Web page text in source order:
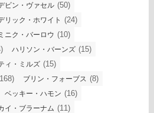
ビン・ヴァセル (50)
リック・ホワイト (24)
ニク・バーロウ (10)
ハリソン・バーンズ (15)
ィ・ミルズ (15)
ブリン・フォーブス (8)
ベッキー・ハモン (16)
イ・ブラーナム (11)